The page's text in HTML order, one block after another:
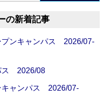
の新着記事
ンキャンパス 2026/07-
ス 2026/08
ャンパス 2026/07-